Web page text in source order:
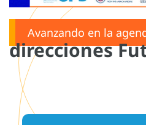
Avanzando en la
direcciones